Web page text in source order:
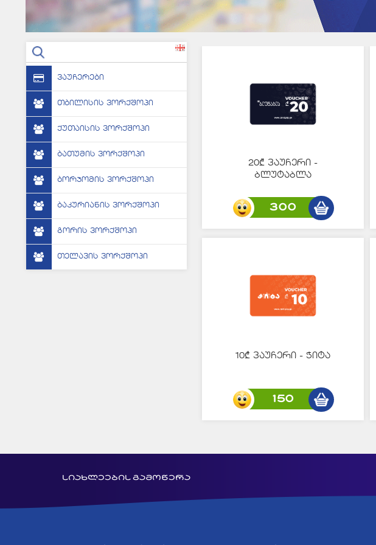
ვაუჩერები
თბილისის ვორქშოპი
ქუთაისის ვორქშოპი
ბათუმის ვორქშოპი
ბორჯომის ვორქშოპი
ბაკურიანის ვორქშოპი
გორის ვორქშოპი
თელავის ვორქშოპი
20₾ ვაუჩერი -
ბლუტაბლა
300
10₾ ვაუჩერი - ჭიტა
150
სიახლეების გამოწერა